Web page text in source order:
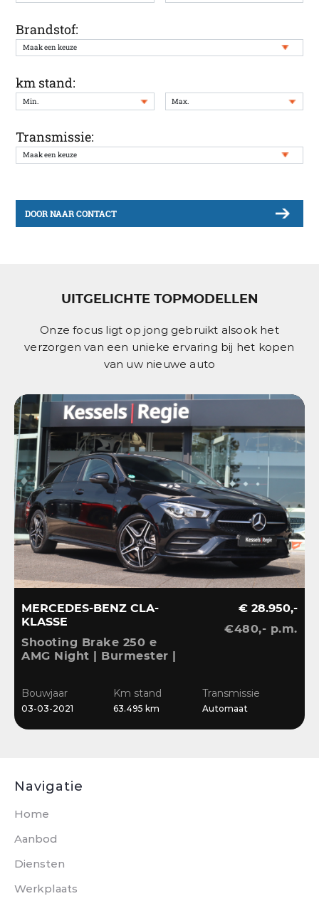
Brandstof:
km stand:
Transmissie:
DOOR NAAR CONTACT
UITGELICHTE TOPMODELLEN
Onze focus ligt op jong gebruikt alsook het
verzorgen van een unieke ervaring bij het kopen
van uw nieuwe auto
MERCEDES-BENZ CLA-
KLASSE
Shooting Brake 250 e
AMG Night | Burmester |
Widescreen |
Stoelverwarming
€ 28.950,-
€480,- p.m.
Bouwjaar
03-03-2021
Km stand
63.495 km
Transmissie
Automaat
Navigatie
Home
Aanbod
Diensten
Werkplaats